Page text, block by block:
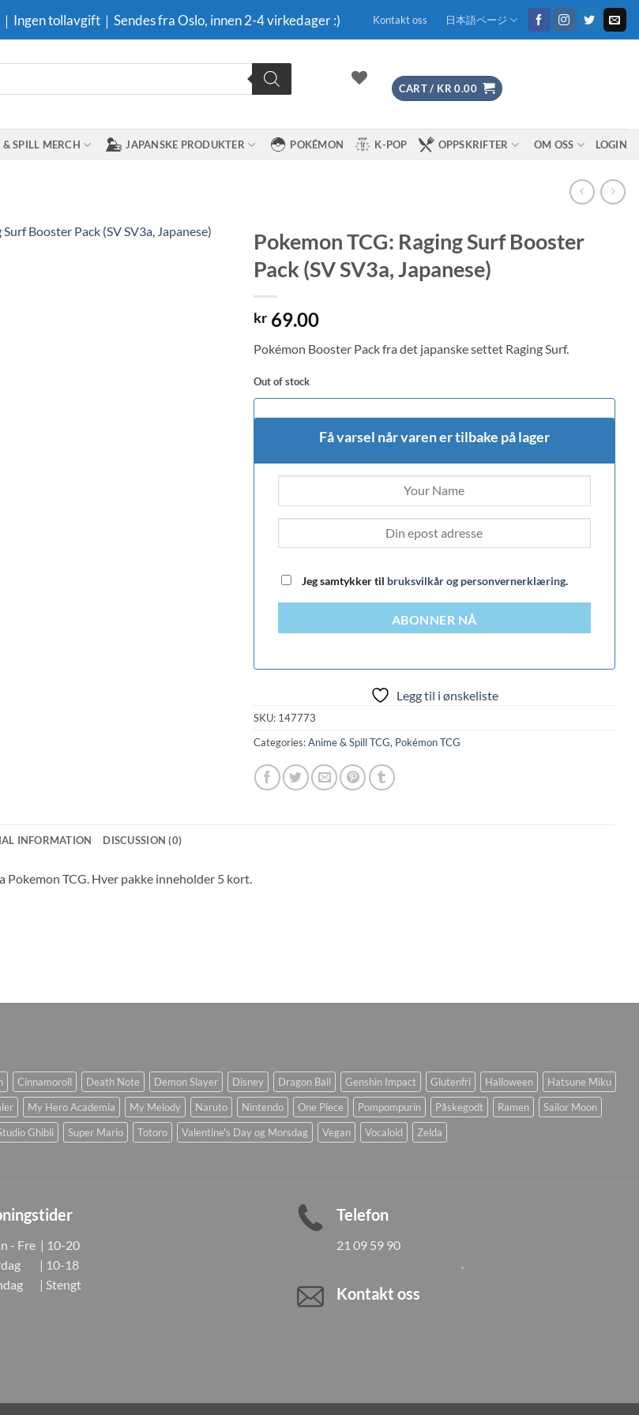
Ingen tollavgift｜Sendes fra Oslo, innen 2-4 virkedager :) Kontakt oss 日本語ページ
CART / KR 0.00
SPILL MERCH JAPANSKE PRODUKTER POKÉMON K-POP OPPSKRIFTER OM OSS LOGIN
Pokemon TCG: Raging Surf Booster
Pack (SV SV3a, Japanese)
kr69.00
Pokémon Booster Pack fra det japanske settet Raging Surf.
Out of stock
Få varsel når varen er tilbake på lager
Jeg samtykker til bruksvilkår og personvernerklæring.
ABONNER NÅ
Legg til i ønskeliste
SKU: 147773
Categories:Anime & Spill TCG, Pokémon TCG
INFORMATION DISCUSSION (0)
Pokemon TCG. Hver pakke inneholder 5 kort.
Cinnamoroll Death Note Demon Slayer Disney Dragon Ball Genshin Impact Glutenfri Halloween
Hatsune Miku
My Hero Academia My Melody Naruto Nintendo One Piece Pompompurin Påskegodt Ramen
Sailor Moon
Ghibli Super Mario Totoro Valentine's Day og Morsdag Vegan Vocaloid Zelda
- Fre | 10-20
| 10-18
| Stengt
Telefon
21 09 59 90
Kontakt oss